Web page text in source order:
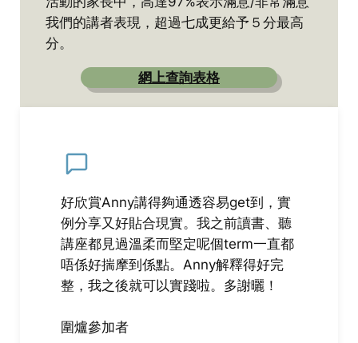
我們的講者表現，超過七成更給予５分最高
分。
網上查詢表格
好欣賞Anny講得夠通透容易get到，實
例分享又好貼合現實。我之前讀書、聽
講座都見過溫柔而堅定呢個term一直都
唔係好揣摩到係點。Anny解釋得好完
整，我之後就可以實踐啦。多謝曬！
圍爐參加者